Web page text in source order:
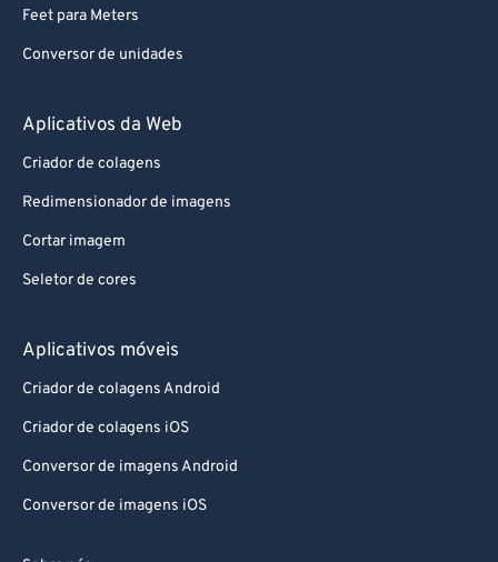
Feet para Meters
Conversor de unidades
Aplicativos da Web
Criador de colagens
Redimensionador de imagens
Cortar imagem
Seletor de cores
Aplicativos móveis
Criador de colagens Android
Criador de colagens iOS
Conversor de imagens Android
Conversor de imagens iOS